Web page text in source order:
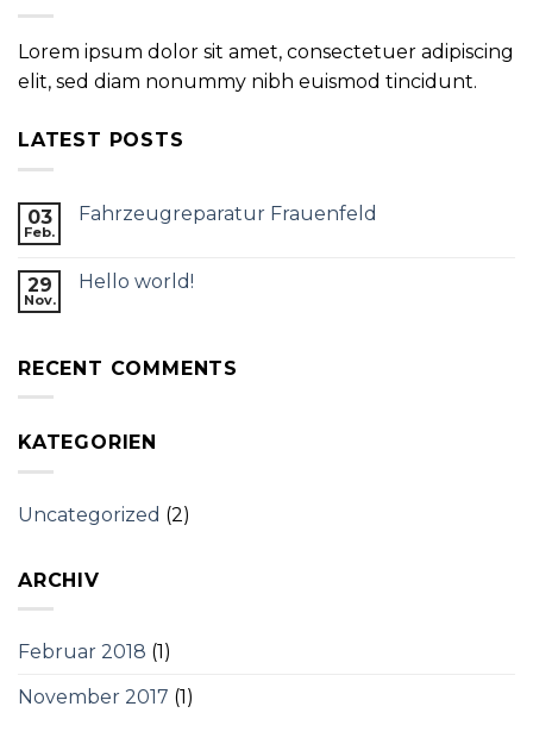
Lorem ipsum dolor sit amet, consectetuer adipiscing
elit, sed diam nonummy nibh euismod tincidunt.
LATEST POSTS
03
Feb.
Fahrzeugreparatur Frauenfeld
29
Nov.
Hello world!
RECENT COMMENTS
KATEGORIEN
Uncategorized (2)
ARCHIV
Februar 2018 (1)
November 2017 (1)